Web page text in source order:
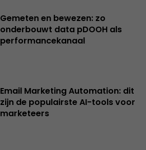
Gemeten en bewezen: zo
onderbouwt data pDOOH als
performancekanaal
Email Marketing Automation: dit
zijn de populairste AI-tools voor
marketeers